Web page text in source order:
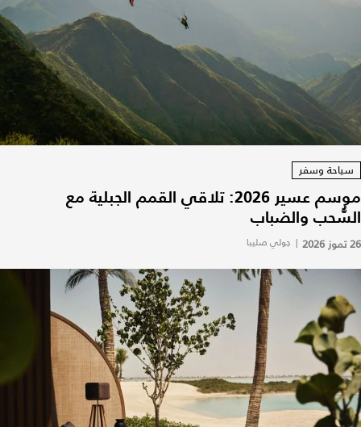
سياحة وسفر
موسم عسير 2026: تلاقي القمم الجبلية مع
السُّحب والضباب
26 تموز 2026 | جولي صليبا